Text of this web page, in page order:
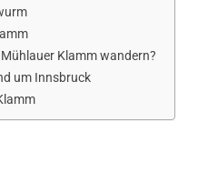
Klamm wandern?
um Innsbruck